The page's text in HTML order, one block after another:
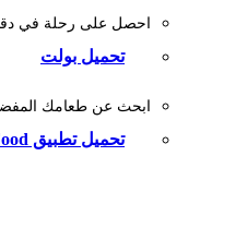
احصل على رحلة في دقائق!
تحميل بولت
ابحث عن طعامك المفضل!
تحميل تطبيق Bolt Food